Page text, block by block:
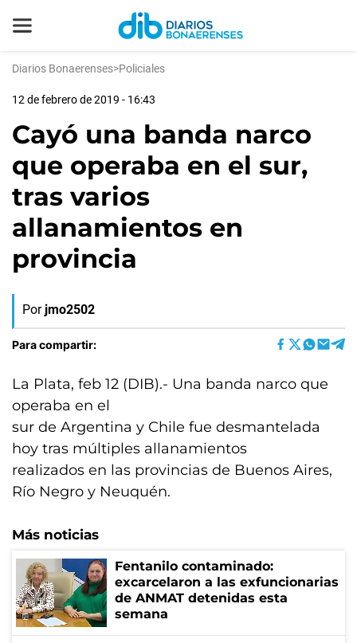
Diarios Bonaerenses>Policiales
12 de febrero de 2019 - 16:43
Cayó una banda narco
que operaba en el sur,
tras varios
allanamientos en
provincia
Por jmo2502
Para compartir:
La Plata, feb 12 (DIB).- Una banda narco que
operaba en el
sur de Argentina y Chile fue desmantelada
hoy tras múltiples allanamientos
realizados en las provincias de Buenos Aires,
Río Negro y Neuquén.
Más noticias
Fentanilo contaminado:
excarcelaron a las exfuncionarias
de ANMAT detenidas esta
semana